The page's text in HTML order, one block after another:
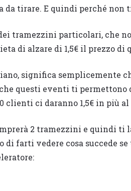
da tirare. E quindi perché non
tramezzini particolari, che
di alzare di 1,5€ il prezzo di
significa semplicemente
questi eventi ti
clienti ci daranno 1,5€ in più al
2 tramezzini e quindi ti
farti vedere cosa succede